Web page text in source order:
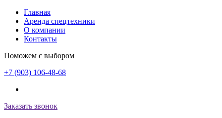
Главная
Аренда спецтехники
О компании
Контакты
Поможем с выбором
+7 (903) 106-48-68
Заказать звонок